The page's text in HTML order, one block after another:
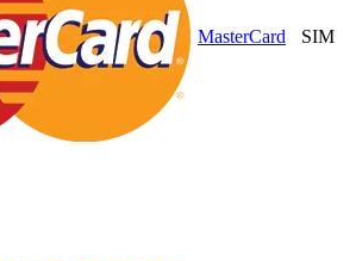
MasterCard SIM